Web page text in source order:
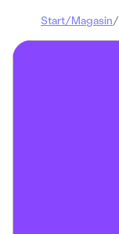
Start/Magasin/